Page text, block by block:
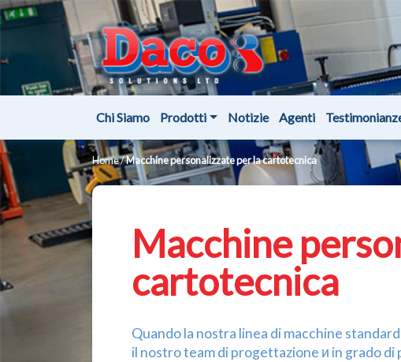
Chi Siamo Prodotti Notizie Agenti
Home/Macchine personalizzate per la cartotecnica
Macchine
cartotecnica
Quando la nostra linea di macchine
il nostro team di progettazione и in grado